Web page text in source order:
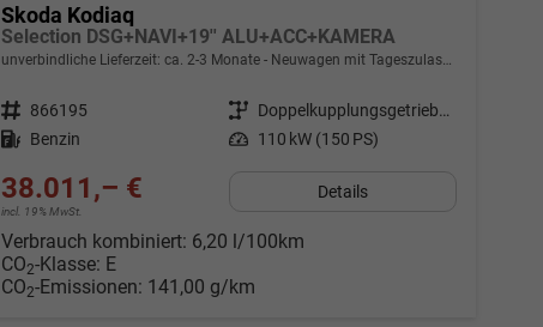
Skoda Kodiaq
Selection DSG+NAVI+19'' ALU+ACC+KAMERA
unverbindliche Lieferzeit: ca. 2-3 Monate Neuwagen mit Tageszulassung
Fahrzeugnr. 866195 Getriebe
Doppelkupplungsgetriebe (DSG)
Kraftstoff Benzin Leistung 110 kW (150 PS)
38.011,– €
incl. 19% MwSt.
Details
Verbrauch kombiniert: 6,20 l/100km
CO2-Klasse: E
CO2-Emissionen: 141,00 g/km